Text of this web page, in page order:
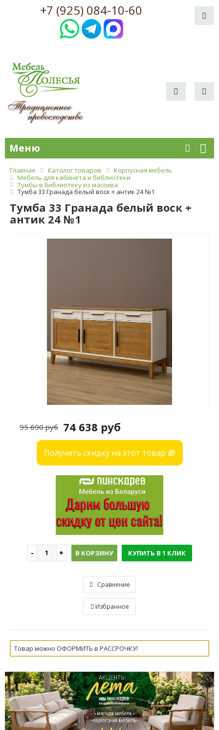
+7 (925) 084-10-60
Меню
Главная Каталог товаров
Корпусная мебель
Мебель для кабинета и библиотеки
Тумбы в библиотеку из массива
Тумба 33 Гранада белый воск + антик 24 №1
Тумба 33 Гранада белый воск +
антик 24 №1
74 638 руб
95 690 руб
Получить скидку на этот товар 🎁
В КОРЗИНУ КУПИТЬ В 1 КЛИК
Сравнение
Избранное
Товар можно ОФОРМИТЬ в РАССРОЧКУ!